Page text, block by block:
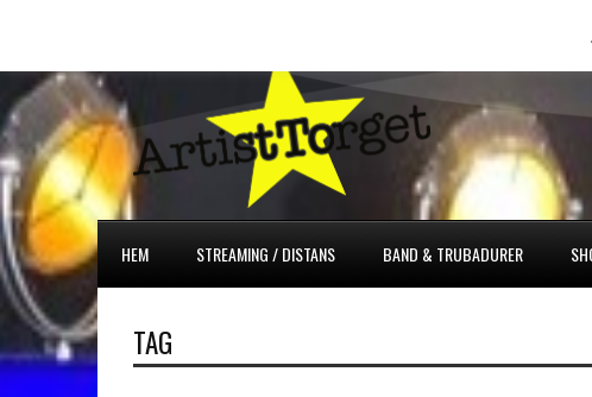
HEM STREAMING / DISTANS BAND & TRUBADURER
TAG